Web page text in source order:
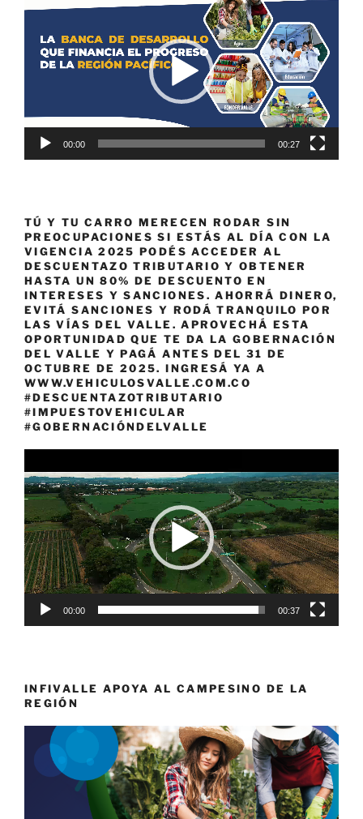
de
00:00 00:27
TÚ Y TU CARRO MERECEN RODAR SIN
PREOCUPACIONES SI ESTÁS AL DÍA CON LA
VIGENCIA 2025 PODÉS ACCEDER AL
DESCUENTAZO TRIBUTARIO Y OBTENER
HASTA UN 80% DE DESCUENTO EN
INTERESES Y SANCIONES. AHORRÁ DINERO,
EVITÁ SANCIONES Y RODÁ TRANQUILO POR
LAS VÍAS DEL VALLE. APROVECHÁ ESTA
OPORTUNIDAD QUE TE DA LA GOBERNACIÓN
DEL VALLE Y PAGÁ ANTES DEL 31 DE
OCTUBRE DE 2025. INGRESÁ YA A
WWW.VEHICULOSVALLE.COM.CO
#DESCUENTAZOTRIBUTARIO
#IMPUESTOVEHICULAR
#GOBERNACIÓNDELVALLE
de
vídeo
00:00 00:37
INFIVALLE APOYA AL CAMPESINO DE LA
REGIÓN